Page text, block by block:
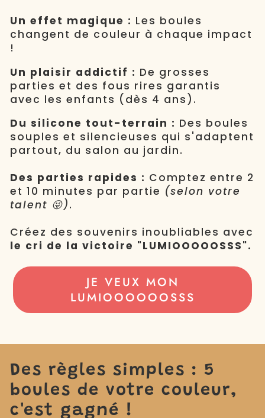
Un effet magique : Les boules
changent de couleur à chaque impact
!
Un plaisir addictif : De grosses
parties et des fous rires garantis
avec les enfants (dès 4 ans).
Du silicone tout-terrain : Des boules
souples et silencieuses qui s'adaptent
partout, du salon au jardin.
Des parties rapides : Comptez entre 2
et 10 minutes par partie (selon votre
talent 😜).
Créez des souvenirs inoubliables avec
le cri de la victoire "LUMIOOOOOSSS".
JE VEUX MON
LUMIOOOOOOSSS
Des règles simples : 5
boules de votre couleur,
c'est gagné !